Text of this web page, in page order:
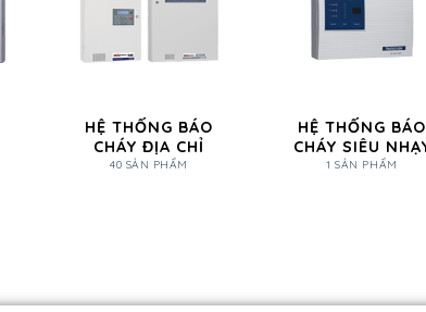
HỆ THỐNG BÁO
CHÁY ĐỊA CHỈ
40 SẢN PHẨM
HỆ THỐNG BÁO
CHÁY SIÊU
1 SẢN PHẨM